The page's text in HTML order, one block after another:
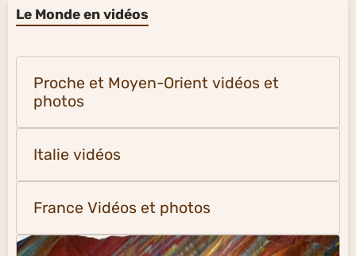
Le Monde en vidéos
Proche et Moyen-Orient vidéos et
photos
Italie vidéos
France Vidéos et photos